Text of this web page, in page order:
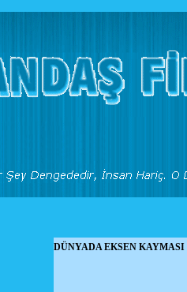
DÜNYADA EKSEN KAYMASI